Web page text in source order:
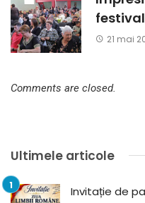
21 mai
Comments are closed.
Ultimele articole
Invitație de